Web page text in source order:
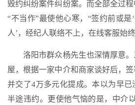
毁约纠纷案件纠纷案。而全部全过
“不当作”最使他心寒，“签约前或是
人’，经纪人联络不上，在线客服始
洛阳市群众杨先生也深情厚意。
屋，根据一家中介和商家谈好后，签
并交了4万多元化提成。本以为早
半途违约。更使他气恼的是，中介